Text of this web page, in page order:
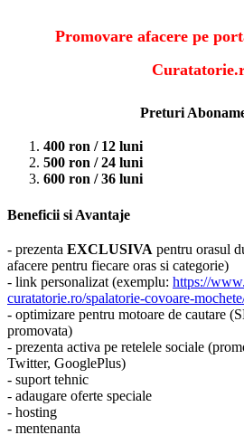
Promovare afacere pe
Preturi
400 ron / 12 luni
500 ron / 24 luni
600 ron / 36 luni
Beneficii si Avantaje
- prezenta EXCLUSIVA pentru orasul
afacere pentru fiecare oras si categorie)
- link personalizat (exemplu: https://
curatatorie.ro/spalatorie-covoare-
- optimizare pentru motoare de cautare
promovata)
- prezenta activa pe retelele sociale
Twitter, GooglePlus)
- suport tehnic
- adaugare oferte speciale
- hosting
- mentenanta